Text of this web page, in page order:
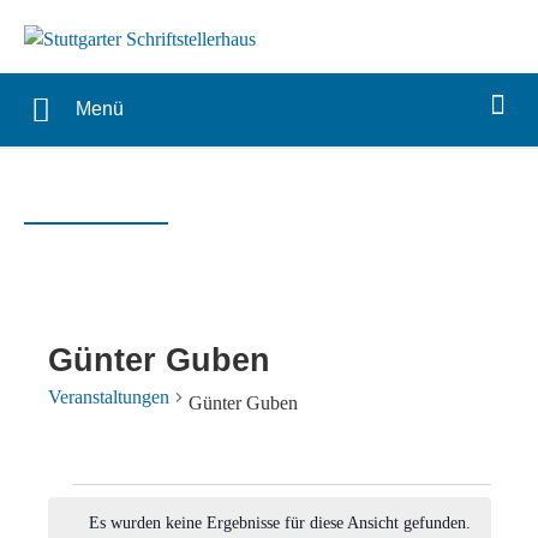
Menü
Günter Guben
Veranstaltungen Günter Guben
Es wurden keine Ergebnisse für diese Ansicht gefunden.